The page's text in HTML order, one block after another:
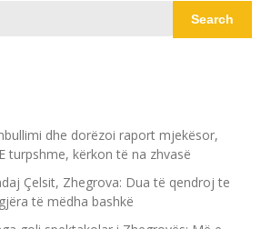
Search
dhe dorëzoi raport mjekësor,
turpshme, kërkon të na zhvasë
Çelsit, Zhegrova: Dua të qendroj te
të mëdha bashkë